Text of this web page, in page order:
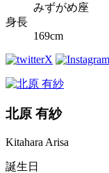
みずがめ座
身長
169cm
X
北原 有紗
Kitahara Arisa
誕生日